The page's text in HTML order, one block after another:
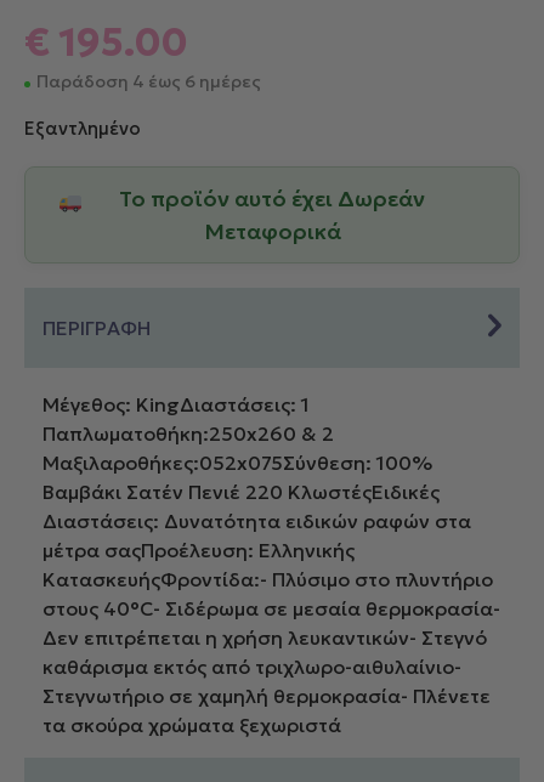
€ 195.00
Παράδοση 4 έως 6 ημέρες
Εξαντλημένο
Το προϊόν αυτό έχει Δωρεάν
Μεταφορικά
ΠΕΡΙΓΡΑΦΗ
Μέγεθος: KingΔιαστάσεις: 1
Παπλωματοθήκη:250x260 & 2
Μαξιλαροθήκες:052x075Σύνθεση: 100%
Βαμβάκι Σατέν Πενιέ 220 ΚλωστέςΕιδικές
Διαστάσεις: Δυνατότητα ειδικών ραφών στα
μέτρα σαςΠροέλευση: Ελληνικής
ΚατασκευήςΦροντίδα:- Πλύσιμο στο πλυντήριο
στους 40°C- Σιδέρωμα σε μεσαία θερμοκρασία-
Δεν επιτρέπεται η χρήση λευκαντικών- Στεγνό
καθάρισμα εκτός από τριχλωρο-αιθυλαίνιο-
Στεγνωτήριο σε χαμηλή θερμοκρασία- Πλένετε
τα σκούρα χρώματα ξεχωριστά